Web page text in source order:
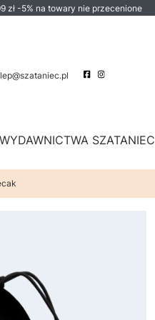
zł -5% na towary nie przecenione
WYDAWNICTWA SZATANIEC